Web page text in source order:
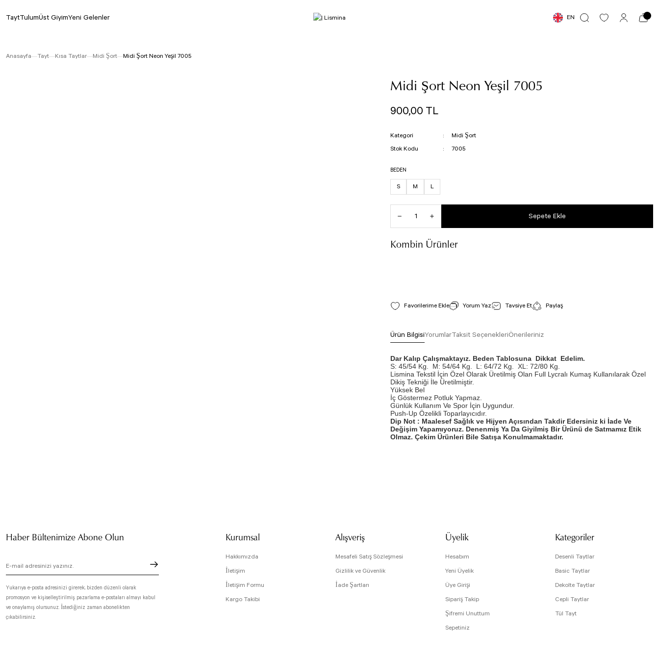
TaytTulumÜst GiyimYeni Gelenler EN
Anasayfa Tayt Kısa Taytlar Midi Şort Midi Şort Neon Yeşil 7005
Midi Şort Neon Yeşil 7005
900,00 TL
Kategori
Midi Şort
Stok Kodu
7005
BEDEN
S M L
Sepete Ekle
Kombin Ürünler
Stok Kodu : 105 İncele
Yorum Yaz Tavsiye Et Paylaş
Ürün BilgisiYorumlarTaksit SeçenekleriÖnerileriniz
Dar Kalıp Çalışmaktayız. Beden Tablosuna Dikkat Edelim.
S: 45/54 Kg.
M: 54/64 Kg. L: 64/72 Kg.
XL: 72/80 Kg.
Lismina Tekstil İçin Özel Olarak Üretilmiş Olan Full Lycralı Kumaş Kullanılarak Özel
Dikiş Tekniği İle Üretilmiştir.
Yüksek Bel
İç Göstermez Potluk Yapmaz.
Günlük Kullanım Ve Spor İçin Uygundur.
Push-Up Özelikli Toparlayıcıdır.
Dip Not : Maalesef Sağlık ve Hijyen Açısından Takdir Edersiniz ki İade Ve
Değişim Yapamıyoruz. Denenmiş Ya Da Giyilmiş Bir Ürünü de Satmamız Etik
Olmaz. Çekim Ürünleri Bile Satışa Konulmamaktadır.
Ürün bilgilerinde hatalar bulunuyor.
Ürün fiyatı diğer sitelerden daha pahalı.
Bu ürüne benzer farklı alternatifler olmalı.
Haber Bültenimize Abone Olun
Yukarıya e-posta adresinizi girerek, bizden düzenli olarak
promosyon ve kişiselleştirilmiş pazarlama e-postaları almayı kabul
ve onaylamış olursunuz. İstediğiniz zaman abonelikten
çıkabilirsiniz.
Kurumsal
Hakkımızda
İletişim
İletişim Formu
Kargo Takibi
Alışveriş
Mesafeli Satış Sözleşmesi
Gizlilik ve Güvenlik
İade Şartları
Üyelik
Hesabım
Yeni Üyelik
Üye Girişi
Sipariş Takip
Şifremi Unuttum
Sepetiniz
Kategoriler
Desenli Taytlar
Basic Taytlar
Dekolte Taytlar
Cepli Taytlar
Tül Tayt